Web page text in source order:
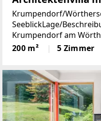
Krumpendorf/
SeeblickLage/
Krumpendorf am
herausragende
Refugium für
200 m² 5 Zimmer